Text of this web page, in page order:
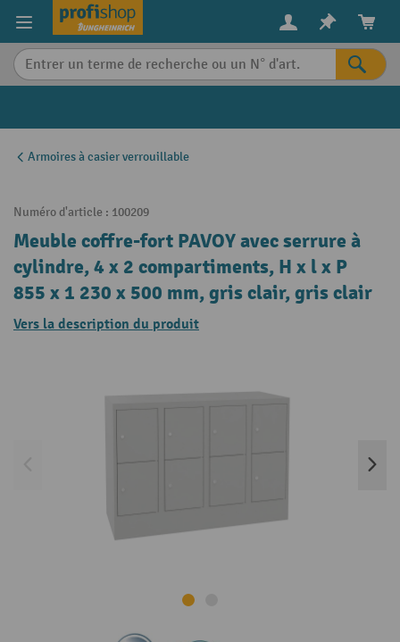
content
Armoires à casier verrouillable
Numéro d'article : 100209
Meuble coffre-fort PAVOY avec serrure à
cylindre, 4 x 2 compartiments, H x l x P
855 x 1 230 x 500 mm, gris clair, gris clair
Vers la description du produit